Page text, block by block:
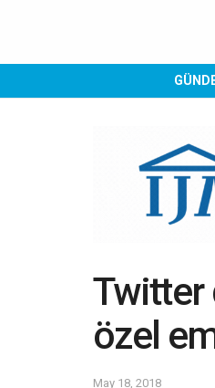
Twitter
özel
May 18, 2018